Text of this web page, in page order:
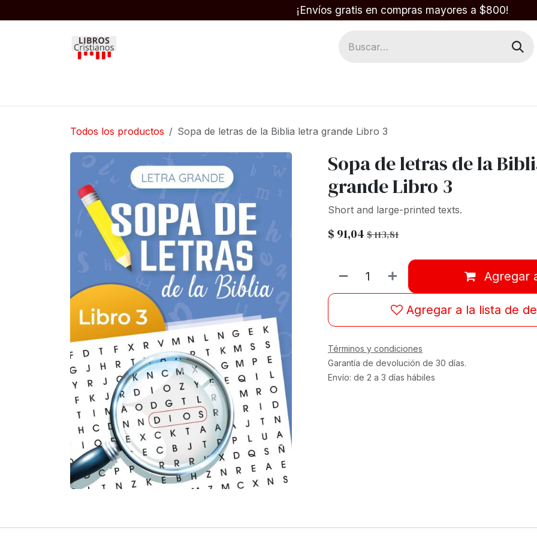
¡Envíos gratis en compras mayores a $800!
Todos los productos Sopa de letras de la Biblia letra grande Libro 3
Sopa de letras de la
grande Libro 3
Short and large-printed texts.
$ 91,04 $113,81
Agregar
Agregar a la lista de
Términos y condiciones
Garantía de devolución de 30 días.
Envío: de 2 a 3 días hábiles